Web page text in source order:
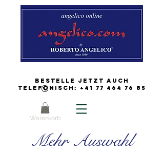
Bestelle jetzt auch
Telefonisch: +41 77 464 76 85
Warenkorb
Mehr Auswahl